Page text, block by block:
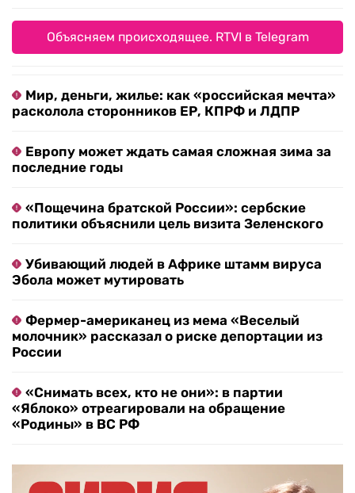
Объясняем происходящее. RTVI в Telegram
Мир, деньги, жилье: как «российская мечта»
расколола сторонников ЕР, КПРФ и ЛДПР
Европу может ждать самая сложная зима за
последние годы
«Пощечина братской России»: сербские
политики объяснили цель визита Зеленского
Убивающий людей в Африке штамм вируса
Эбола может мутировать
Фермер-американец из мема «Веселый
молочник» рассказал о риске депортации из
России
«Снимать всех, кто не они»: в партии
«Яблоко» отреагировали на обращение
«Родины» в ВС РФ